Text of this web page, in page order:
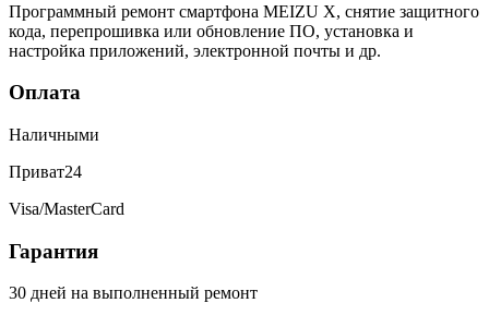
Программный ремонт смартфона MEIZU X, снятие защитного
кода, перепрошивка или обновление ПО, установка и
настройка приложений, электронной почты и др.
Оплата
Наличными
Приват24
Visa/MasterCard
Гарантия
30 дней на выполненный ремонт